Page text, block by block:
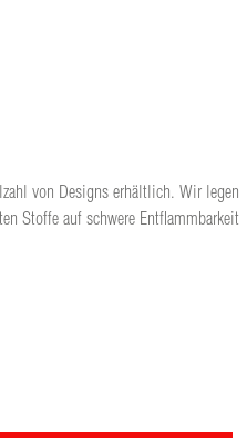
von Designs erhältlich. Wir legen
Stoffe auf schwere Entflammbarkeit